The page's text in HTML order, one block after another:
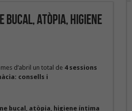
bucal, atòpia, higiene
d’abril un total de 4 sessions
consells i
bucal , atòpia, higiene íntima